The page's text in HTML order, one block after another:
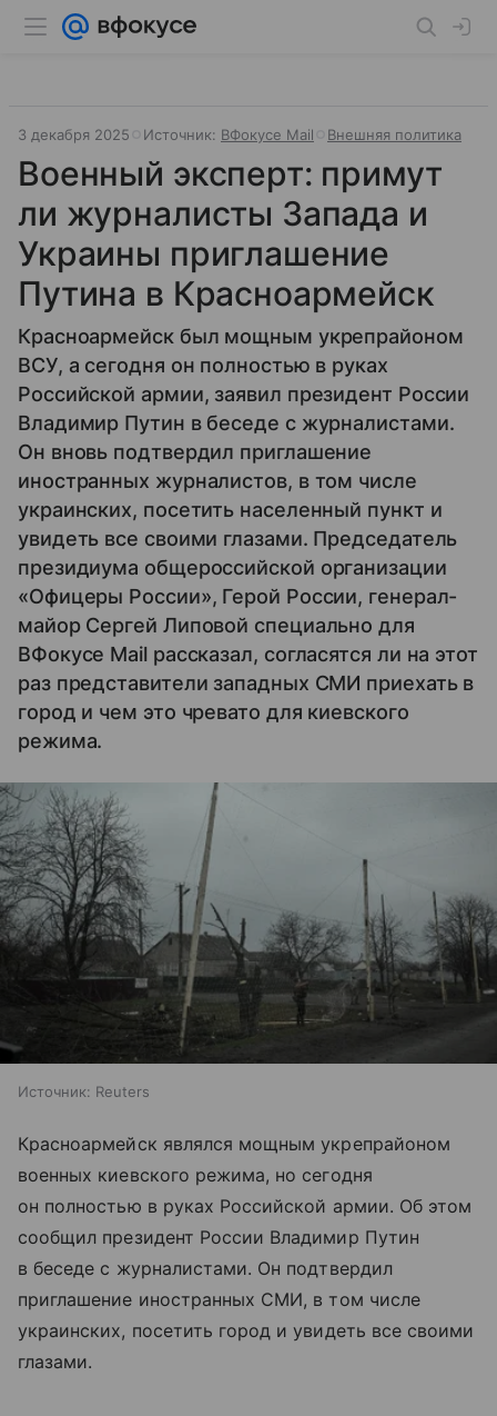
3 декабря 2025 Источник: ВФокусе Mail Внешняя политика
Военный эксперт: примут
ли журналисты Запада и
Украины приглашение
Путина в Красноармейск
Красноармейск был мощным укрепрайоном
ВСУ, а сегодня он полностью в руках
Российской армии, заявил президент России
Владимир Путин в беседе с журналистами.
Он вновь подтвердил приглашение
иностранных журналистов, в том числе
украинских, посетить населенный пункт и
увидеть все своими глазами. Председатель
президиума общероссийской организации
«Офицеры России», Герой России, генерал-
майор Сергей Липовой специально для
ВФокусе Mail рассказал, согласятся ли на этот
раз представители западных СМИ приехать в
город и чем это чревато для киевского
режима.
Источник: Reuters
Красноармейск являлся мощным укрепрайоном
военных киевского режима, но сегодня
он полностью в руках Российской армии. Об этом
сообщил президент России Владимир Путин
в беседе с журналистами. Он подтвердил
приглашение иностранных СМИ, в том числе
украинских, посетить город и увидеть все своими
глазами.